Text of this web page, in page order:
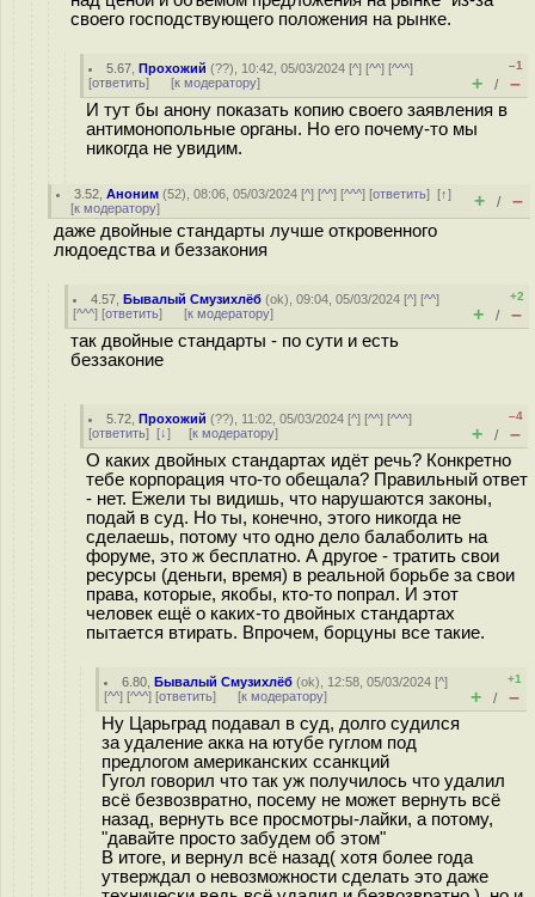
своего господствующего положения на рынке.
5.67 ,Прохожий (??), 10:42, 05/03/2024 [^] [^^] [^^^]
[ответить] [к модератору]
–1
+ / –
И тут бы анону показать копию своего заявления в
антимонопольные органы. Но его почему-то мы
никогда не увидим.
3.52 ,Аноним (52), 08:06, 05/03/2024 [^] [^^] [^^^] [ответить][↑]
[к модератору] + / –
даже двойные стандарты лучше откровенного
людоедства и беззакония
4.57 ,Бывалый Смузихлёб (ok), 09:04, 05/03/2024 [^] [^^]
[^^^] [ответить] [к модератору]
+2
+ / –
так двойные стандарты - по сути и есть
беззаконие
5.72 ,Прохожий (??), 11:02, 05/03/2024 [^] [^^] [^^^]
[ответить] [↓] [к модератору]
–4
+ / –
О каких двойных стандартах идёт речь? Конкретно
тебе корпорация что-то обещала? Правильный ответ
- нет. Ежели ты видишь, что нарушаются законы,
подай в суд. Но ты, конечно, этого никогда не
сделаешь, потому что одно дело балаболить на
форуме, это ж бесплатно. А другое - тратить свои
ресурсы (деньги, время) в реальной борьбе за свои
права, которые, якобы, кто-то попрал. И этот
человек ещё о каких-то двойных стандартах
пытается втирать. Впрочем, борцуны все такие.
6.80 ,Бывалый Смузихлёб (ok), 12:58, 05/03/2024 [^]
[^^] [^^^] [ответить] [к модератору]
+1
+ / –
Ну Царьград подавал в суд, долго судился
за удаление акка на ютубе гуглом под
предлогом американских ссанкций
Гугол говорил что так уж получилось что удалил
всё безвозвратно, посему не может вернуть всё
назад, вернуть все просмотры-лайки, а потому,
"давайте просто забудем об этом"
В итоге, и вернул всё назад( хотя более года
утверждал о невозможности сделать это даже